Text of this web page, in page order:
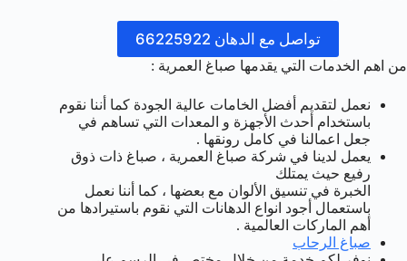
تواصل مع الدهان 66225922
من اهم الخدمات التي يقدمها صباغ العمرية :
نعمل لتقديم أفضل الخامات عالية الجودة كما أننا نقوم
باستخدام أحدث الأجهزة و المعدات التي تساهم في
جعل اعمالنا في كامل رونقها .
يعمل لدينا في شركة صباغ العمرية ، صباغ ذات ذوق
رفيع حيث يمتلك
الخبرة في تنسيق الألوان مع بعضها ، كما أننا نعمل
باستعمال أجود انواع الدهانات التي نقوم باستيرادها من
أهم الماركات العالمية .
صباغ الرحاب